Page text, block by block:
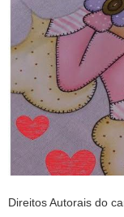
Direitos Autorais do